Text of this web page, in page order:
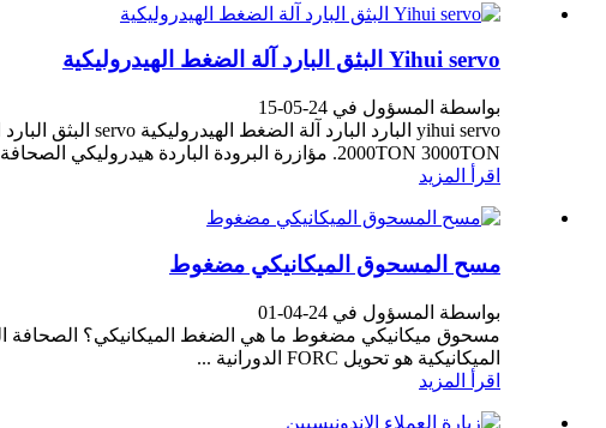
Yihui servo البثق البارد آلة الضغط الهيدروليكية
بواسطة المسؤول في 24-05-15
2000TON 3000TON. مؤازرة البرودة الباردة هيدروليكي الصحافة ماشي ...
اقرأ المزيد
مسح المسحوق الميكانيكي مضغوط
بواسطة المسؤول في 24-04-01
مسحوق ميكانيكي مضغوط ما هي الضغط الميكانيكي؟ الصحافة
الميكانيكية هو تحويل FORC الدورانية ...
اقرأ المزيد